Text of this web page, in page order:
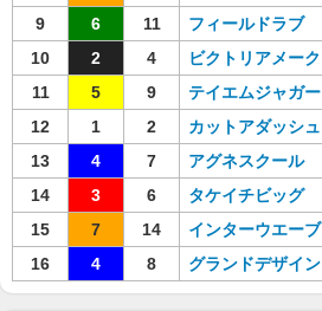
9
6 11 フィールドラブ
10
2 4 ビクトリアメーク
11
5 9 テイエムジャガー
12
1 2 カットアダッシュ
13
4 7 アグネスクール
14
3 6 タケイチビッグ
15
7 14 インターウエーブ
16
4 8 グランドデザイン